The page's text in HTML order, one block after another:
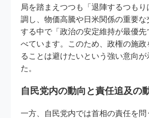
局を踏まえつつも「退陣するつもり
調し、物価高騰や日米関係の重要な
する中で「政治の安定維持が最優先
べています。このため、政権の施政
ることは避けたいという強い意向が
た。
自民党内の動向と責任追及の
一方、自民党内では首相の責任を問